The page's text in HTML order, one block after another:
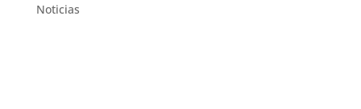
Noticias